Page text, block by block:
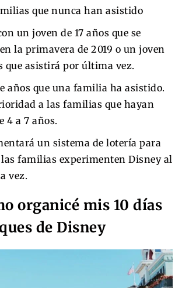
que nunca han asistido
un joven de 17 años que se
la primavera de 2019 o un joven
que asistirá por última vez.
años que una familia ha asistido.
a las familias que hayan
4 a 7 años.
un sistema de lotería para
las familias experimenten Disney al
vez.
organicé mis 10 días
de Disney